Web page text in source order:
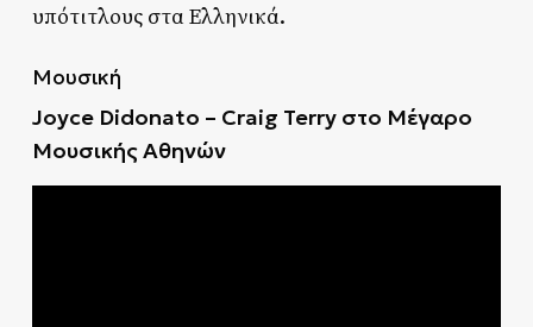
υπότιτλους στα Ελληνικά.
Μουσική
Joyce Didonato – Craig Terry στο Μέγαρο
Μουσικής Αθηνών